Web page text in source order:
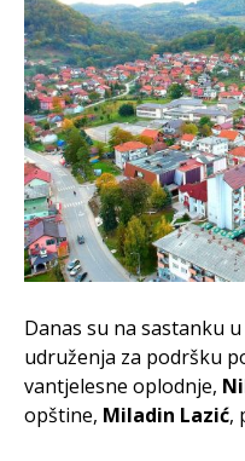
Danas su na sastanku
udruženja za podršku
vantjelesne oplodnje,
opštine, Miladin Lazić,